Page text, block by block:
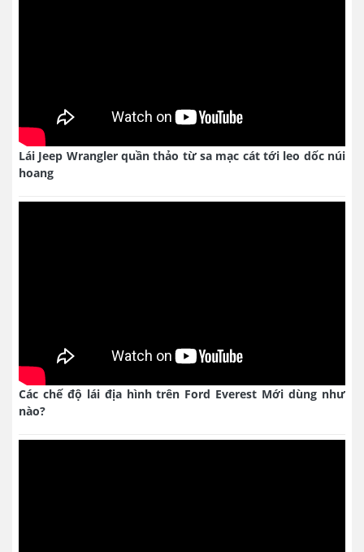
Lái Jeep Wrangler quần thảo từ sa mạc cát tới leo dốc núi
hoang
Các chế độ lái địa hình trên Ford Everest Mới dùng như
nào?